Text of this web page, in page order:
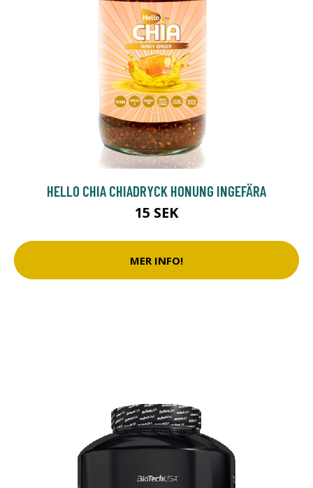
HELLO CHIA CHIADRYCK HONUNG INGEFÄRA
15 SEK
MER INFO!